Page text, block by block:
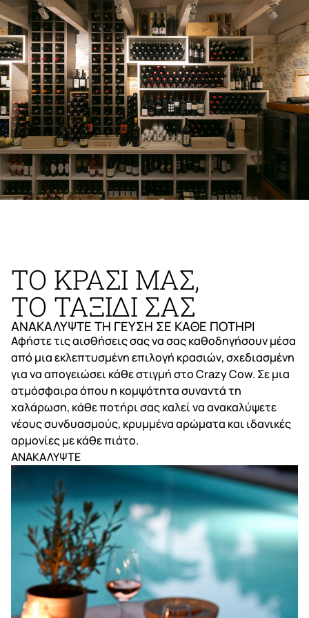
ΤΟ ΚΡΑΣΙ ΜΑΣ,
ΤΟ ΤΑΞΙΔΙ ΣΑΣ
ΑΝΑΚΑΛΥΨΤΕ ΤΗ ΓΕΥΣΗ ΣΕ ΚΑΘΕ ΠΟΤΗΡΙ
Αφήστε τις αισθήσεις σας να σας καθοδηγήσουν μέσα
από μια εκλεπτυσμένη επιλογή κρασιών, σχεδιασμένη
για να απογειώσει κάθε στιγμή στο Crazy Cow. Σε μια
ατμόσφαιρα όπου η κομψότητα συναντά τη
χαλάρωση, κάθε ποτήρι σας καλεί να ανακαλύψετε
νέους συνδυασμούς, κρυμμένα αρώματα και ιδανικές
αρμονίες με κάθε πιάτο.
ΑΝΑΚΑΛΥΨΤΕ